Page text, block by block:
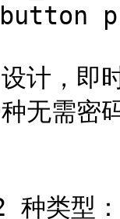
计，即
无需密
种类型：